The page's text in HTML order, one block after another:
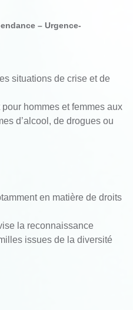
– Urgence-
situations de crise et de
hommes et femmes aux
d’alcool, de drogues ou
en matière de droits
la reconnaissance
issues de la diversité